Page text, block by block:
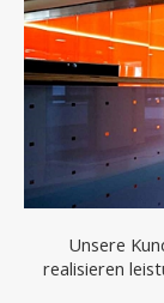
Unsere
realisieren